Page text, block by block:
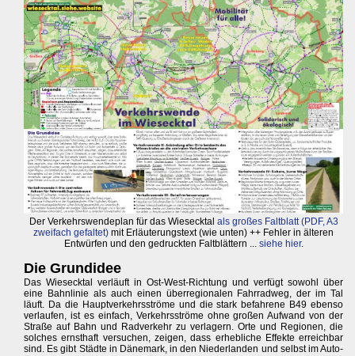
Der Verkehrswendeplan für das Wiesecktal als großes Faltblatt (PDF, A3
zweifach gefaltet) mit Erläuterungstext (wie unten) ++ Fehler in älteren
Entwürfen und den gedruckten Faltblättern ... siehe hier.
Die Grundidee
Das Wiesecktal verläuft in Ost-West-Richtung und verfügt sowohl über
eine Bahnlinie als auch einen überregionalen Fahrradweg, der im Tal
läuft. Da die Hauptverkehrsströme und die stark befahrene B49 ebenso
verlaufen, ist es einfach, Verkehrsströme ohne großen Aufwand von der
Straße auf Bahn und Radverkehr zu verlagern. Orte und Regionen, die
solches ernsthaft versuchen, zeigen, dass erhebliche Effekte erreichbar
sind. Es gibt Städte in Dänemark, in den Niederlanden und selbst im Auto-